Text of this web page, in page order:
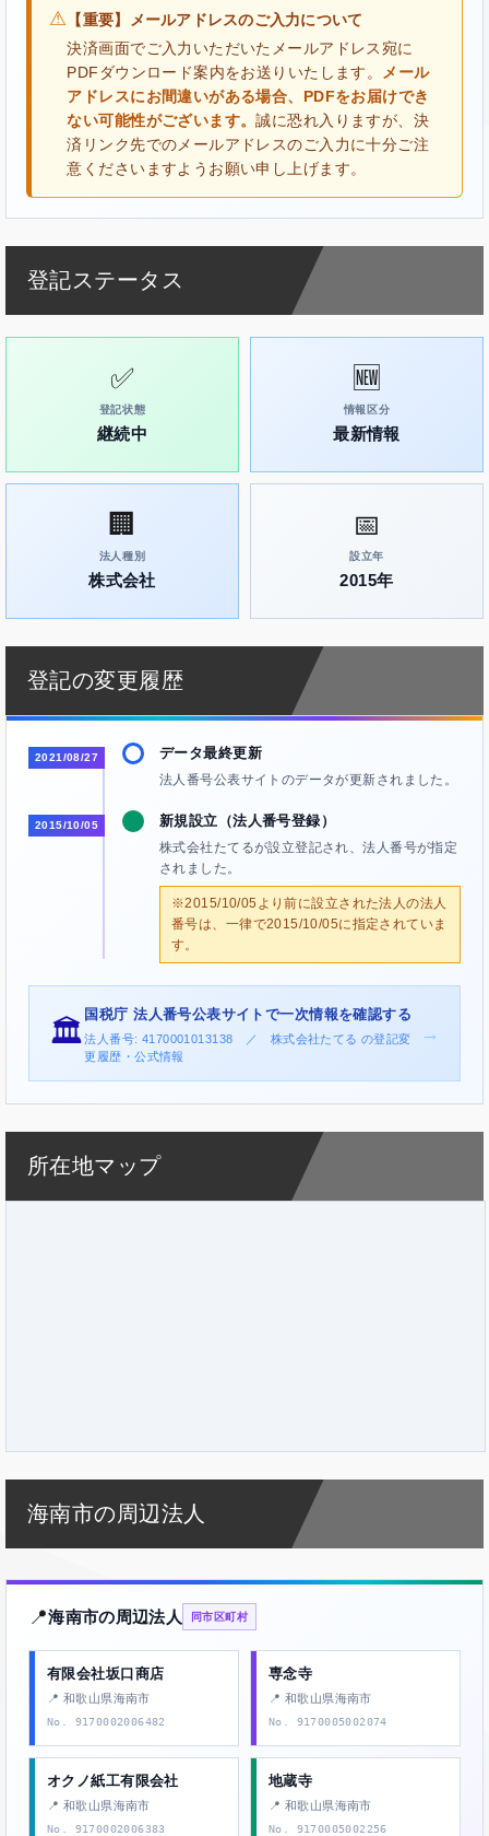
⚠ 【重要】メールアドレスのご入力について
決済画面でご入力いただいたメールアドレス宛に
PDFダウンロード案内をお送りいたします。
メール
アドレスにお間違いがある場合、PDFをお届けでき
ない可能性がございます。誠に恐れ入りますが、決
済リンク先でのメールアドレスのご入力に十分ご注
意くださいますようお願い申し上げます。
登記ステータス
✅
登記状態
継続中
🆕
情報区分
最新情報
🏢
法人種別
株式会社
📅
設立年
2015年
登記の変更履歴
2021/08/27 データ最終更新
法人番号公表サイトのデータが更新されました。
2015/10/05 新規設立（法人番号登録）
株式会社たてるが設立登記され、法人番号が指定
されました。
※2015/10/05より前に設立された法人の法人
番号は、一律で2015/10/05に指定されていま
す。
🏛️
国税庁 法人番号公表サイトで一次情報を確認する
法人番号: 4170001013138 ／ 株式会社たてる の登記変
更履歴・公式情報
→
所在地マップ
海南市の周辺法人
📍海南市の周辺法人 同市区町村
有限会社坂口商店
📍 和歌山県海南市
No. 9170002006482
専念寺
📍 和歌山県海南市
No. 9170005002074
オクノ紙工有限会社
📍 和歌山県海南市
No. 9170002006383
地蔵寺
📍 和歌山県海南市
No. 9170005002256